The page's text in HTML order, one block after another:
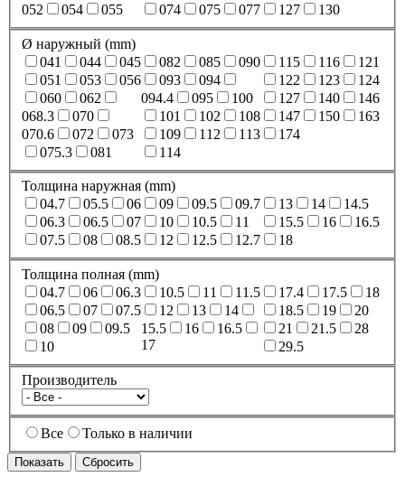
052
054 055
074
075 077
127
130
Ø наружный (mm)
041
044
045
051
053
056
060
062
068.3
070
070.6
072
073
075.3
081
082 085
090
093
094
094.4
095
100
101
102
108
109
112
113
114
115 116
121
122
123
124
127
140
146
147
150
163
174
Толщина наружная (mm)
04.7
05.5
06
06.3
06.5
07
07.5
08 08.5
09 09.5
09.7
10
10.5
11
12
12.5 12.7
13 14
14.5
15.5
16
16.5
18
Толщина полная (mm)
04.7
06
06.3
06.5
07
07.5
08
09
09.5
10
10.5 11
11.5
12
13
14
15.5
16
16.5
17
17.4 17.5
18
18.5
19
20
21
21.5
28
29.5
Производитель
Все Только в наличии